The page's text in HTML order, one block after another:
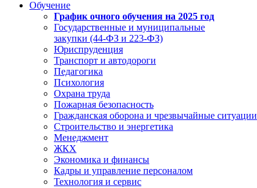
Обучение
График очного обучения на 2025 год
Государственные и муниципальные
закупки (44-ФЗ и 223-ФЗ)
Юриспруденция
Транспорт и автодороги
Педагогика
Психология
Охрана труда
Пожарная безопасность
Гражданская оборона и чрезвычайные ситуации
Строительство и энергетика
Менеджмент
ЖКХ
Экономика и финансы
Кадры и управление персоналом
Технология и сервис